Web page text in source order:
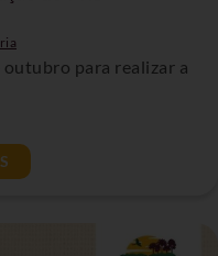
para realizar a